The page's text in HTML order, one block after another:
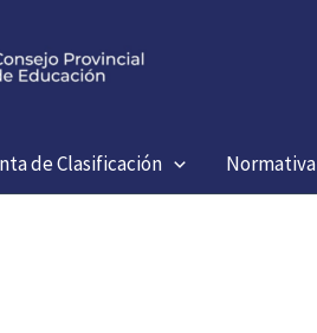
de Clasificación Normativa